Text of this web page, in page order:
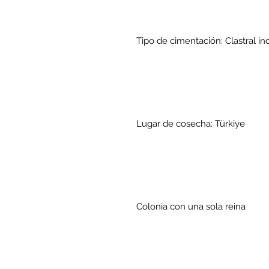
Tipo de cimentación: Clastral
Lugar de cosecha: Türkiye
Colonia con una sola reina